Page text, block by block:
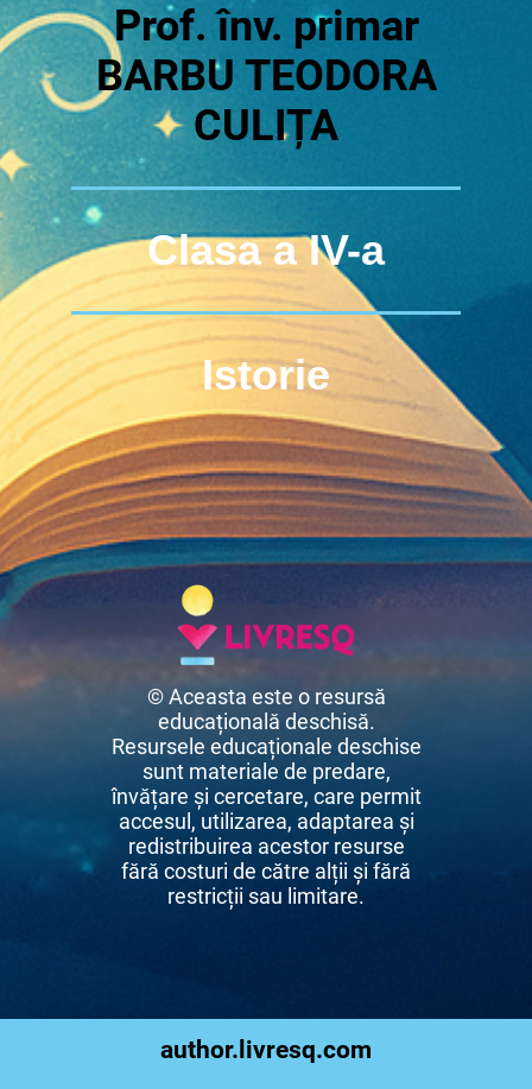
Prof. înv. primar
BARBU TEODORA
CULIȚA
Clasa a IV-a
Istorie
© Aceasta este o resursă
educațională deschisă.
Resursele educaționale deschise
sunt materiale de predare,
învățare și cercetare, care permit
accesul, utilizarea, adaptarea și
redistribuirea acestor resurse
fără costuri de către alții și fără
restricții sau limitare.
author.livresq.com